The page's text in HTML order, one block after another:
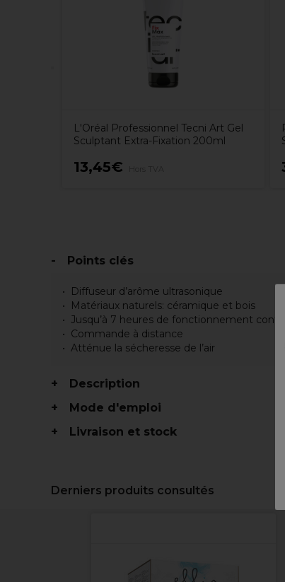
L'Oréal Professionnel Tecni Art Gel
Sculptant Extra-Fixation 200ml
13,45€
Points clés
Diffuseur d’arôme ultrasonique
Matériaux naturels: céramique et bois
Jusqu’à 7 heures de fonctionnement
Commande à distance
Atténue la sécheresse de l’air
Description
Mode d'emploi
Livraison et stock
Derniers produits consultés